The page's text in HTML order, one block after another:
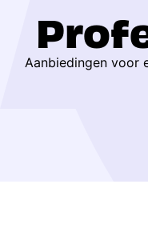
Aanbiedingen voor